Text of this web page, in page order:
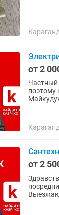
от 2
Частный
поэтому
от 2
Выезжаю